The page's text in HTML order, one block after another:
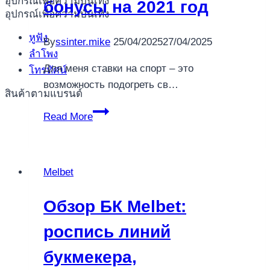
อุปกรณ์เพื่อความบันเทิง
หูฟัง
ลำโพง
โทรทัศน์
สินค้าตามแบรนด์
бонусы на 2021 год
Byssinter.mike 25/04/202527/04/2025
Для меня ставки на спорт – это
возможность подогреть св…
Read More
Обзор
коэффициенты,
сайта,
актуальные
Melbet
Обзор БК Melbet:
роспись линий
букмекера,